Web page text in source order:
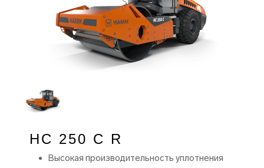
HC 250 C R
Высокая производительность уплотнения